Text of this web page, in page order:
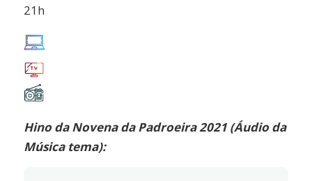
21h
Hino da Novena da Padroeira 2021 (Áudio da
Música tema):